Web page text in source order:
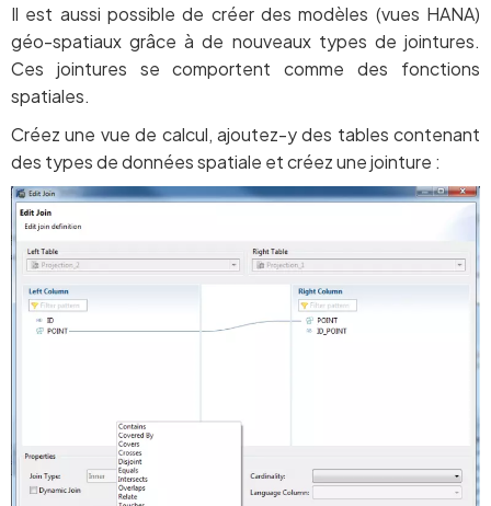
Il est aussi possible de créer des modèles (vues HANA)
géo-spatiaux grâce à de nouveaux types de jointures.
Ces jointures se comportent comme des fonctions
spatiales.
Créez une vue de calcul, ajoutez-y des tables contenant
des types de données spatiale et créez une jointure :